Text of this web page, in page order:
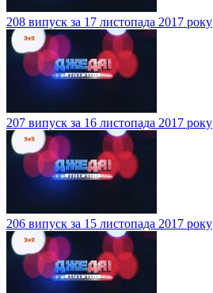
208 випуск за 17 листопада 2017 року
207 випуск за 16 листопада 2017 року
206 випуск за 15 листопада 2017 року